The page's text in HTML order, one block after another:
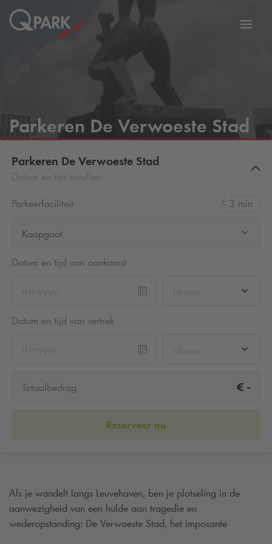
Parkeren De Verwoeste Stad
Parkeren De Verwoeste Stad
Parkeerfaciliteit
3 min
Koopgoot
Datum en tijd van aankomst
Datum en tijd van vertrek
Totaalbedrag € -
Reserveer nu
Als je wandelt langs Leuvehaven, ben je plotseling in de
aanwezigheid van een hulde aan tragedie en
wederopstanding: De Verwoeste Stad, het imposante